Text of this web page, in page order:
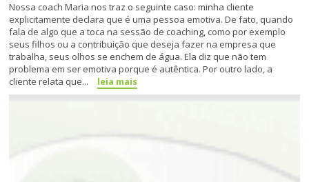
Nossa coach Maria nos traz o seguinte caso: minha cliente
explicitamente declara que é uma pessoa emotiva. De fato, quando
fala de algo que a toca na sessão de coaching, como por exemplo
seus filhos ou a contribuição que deseja fazer na empresa que
trabalha, seus olhos se enchem de água. Ela diz que não tem
problema em ser emotiva porque é autêntica. Por outro lado, a
cliente relata que...
leia mais